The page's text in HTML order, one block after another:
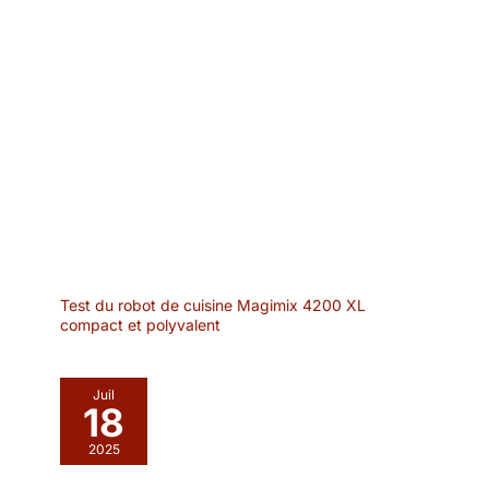
Test du robot de cuisine Magimix 4200 XL
compact et polyvalent
Juil
18
2025